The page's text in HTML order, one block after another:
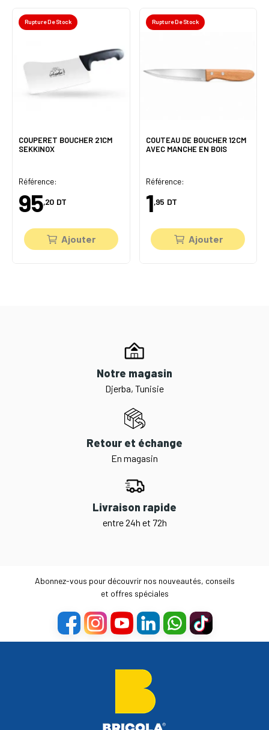
Rupture De Stock
COUPERET BOUCHER 21CM
SEKKINOX
Référence:
95,20 DT
Ajouter
Rupture De Stock
COUTEAU DE BOUCHER 12CM
AVEC MANCHE EN BOIS
Référence:
1,95 DT
Ajouter
Notre magasin
Djerba, Tunisie
Retour et échange
En magasin
Livraison rapide
entre 24h et 72h
Abonnez-vous pour découvrir nos nouveautés, conseils
et offres spéciales